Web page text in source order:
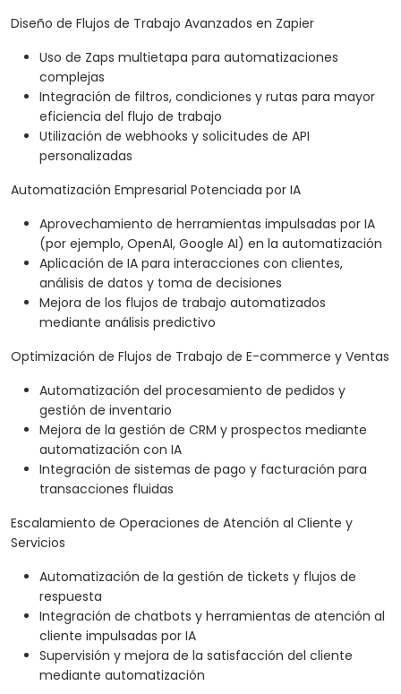
Diseño de Flujos de Trabajo Avanzados en Zapier
Uso de Zaps multietapa para automatizaciones
complejas
Integración de filtros, condiciones y rutas para mayor
eficiencia del flujo de trabajo
Utilización de webhooks y solicitudes de API
personalizadas
Automatización Empresarial Potenciada por IA
Aprovechamiento de herramientas impulsadas por IA
(por ejemplo, OpenAI, Google AI) en la automatización
Aplicación de IA para interacciones con clientes,
análisis de datos y toma de decisiones
Mejora de los flujos de trabajo automatizados
mediante análisis predictivo
Optimización de Flujos de Trabajo de E-commerce y Ventas
Automatización del procesamiento de pedidos y
gestión de inventario
Mejora de la gestión de CRM y prospectos mediante
automatización con IA
Integración de sistemas de pago y facturación para
transacciones fluidas
Escalamiento de Operaciones de Atención al Cliente y
Servicios
Automatización de la gestión de tickets y flujos de
respuesta
Integración de chatbots y herramientas de atención al
cliente impulsadas por IA
Supervisión y mejora de la satisfacción del cliente
mediante automatización